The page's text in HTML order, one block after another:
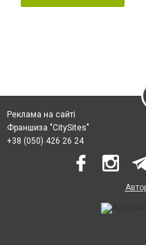
Реклама на сайті
Франшиза "CitySites"
+38 (050) 426 26 24